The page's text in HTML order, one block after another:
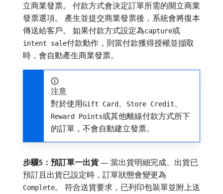
立商業發票。 付款方式會決定訂單所需的開立商業
發票選項。 產生並提交商業發票後，系統會將復本
傳送給客戶。 如果付款方式設定為capture或
intent sale付款動作，則當付款獲得授權並擷取
時，會自動產生商業發票。
注意
對於使用Gift Card 、 Store Credit、
Reward Points或其他離線付款方式所下
的訂單，不會自動建立發票。
步驟5：預訂單一出貨— 當出貨明細完成、出貨已
預訂且出貨已設定時，訂單狀態會變更為
Complete。 符合送貨要求，已列印包裝單並附上送